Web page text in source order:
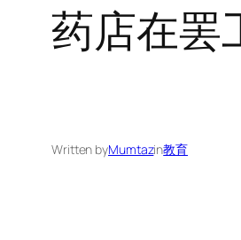
药店在罢
Written byMumtazin教育